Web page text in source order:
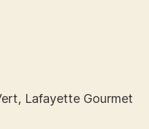
Lafayette Gourmet